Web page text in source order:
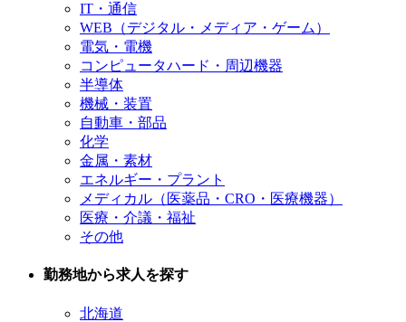
IT・通信
WEB（デジタル・メディア・ゲーム）
電気・電機
コンピュータハード・周辺機器
半導体
機械・装置
自動車・部品
化学
金属・素材
エネルギー・プラント
メディカル（医薬品・CRO・医療機器）
医療・介議・福祉
その他
勤務地から求人を探す
北海道